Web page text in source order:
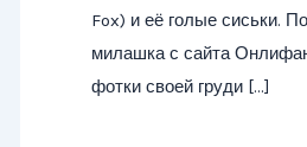
Fox) и её голые сиськи.
милашка с сайта
фотки своей груди […]